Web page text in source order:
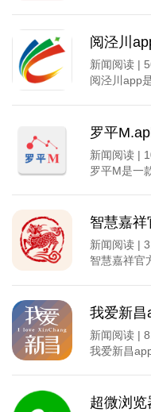
阅泾川
新闻阅读 |
阅泾川app
罗平
新闻阅读 |
罗平M是一
智慧嘉祥
新闻阅读 |
智慧嘉祥官
我爱新昌
新闻阅读 |
我爱新昌
超微浏览